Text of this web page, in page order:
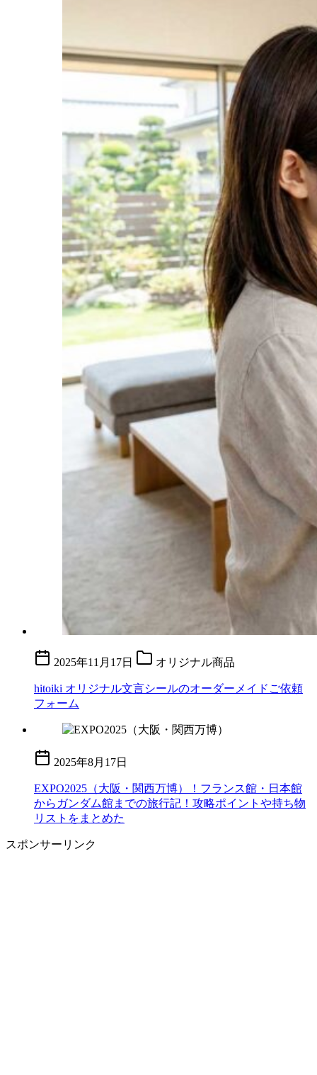
2025年11月17日 オリジナル商品
hitoiki オリジナル文言シールのオーダーメイドご依頼
フォーム
2025年8月17日
EXPO2025（大阪・関西万博）！フランス館・日本館
からガンダム館までの旅行記！攻略ポイントや持ち物
リストをまとめた
スポンサーリンク